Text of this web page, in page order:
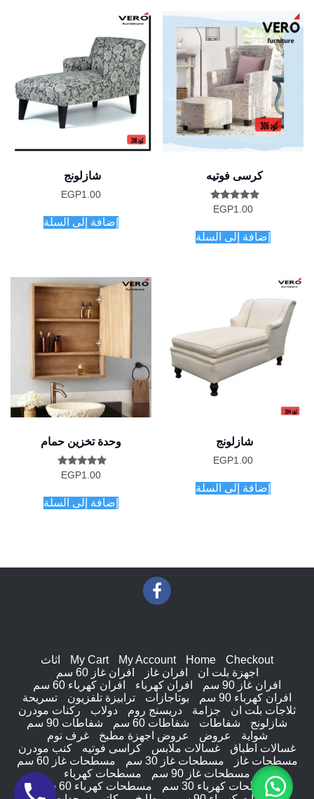
كرسى فوتيه
تم التقييم
EGP1.00
إضافة إلى السلة
شازلونج
EGP1.00
إضافة إلى السلة
شازلونج
EGP1.00
إضافة إلى السلة
وحدة تخزين حمام
تم التقييم
EGP1.00
إضافة إلى السلة
Checkout
Home
My Account
My Cart
اثاث
اجهزة بلت ان
افران غاز
افران غاز 60 سم
افران غاز 90 سم
افران كهرباء
افران كهرباء 60 سم
افران كهرباء 90 سم
بوتاجازات ترابيزة تلفزيون
تسريحة
ثلاجات بلت ان
جزامة دريسنج روم دولاب
ركنات مودرن
شازلونج
شفاطات شفاطات 60 سم
شفاطات 90 سم
شواية
عروض عروض اجهزة مطبخ
غرف نوم
غسالات اطباق
غسالات ملابس كراسى فوتيه
كنب مودرن
مسطحات غاز
مسطحات غاز 30 سم
مسطحات غاز 60 سم
مسطحات غاز 90 سم
مسطحات كهرباء
مسطحات كهرباء 30 سم
مسطحات كهرباء 60 سم